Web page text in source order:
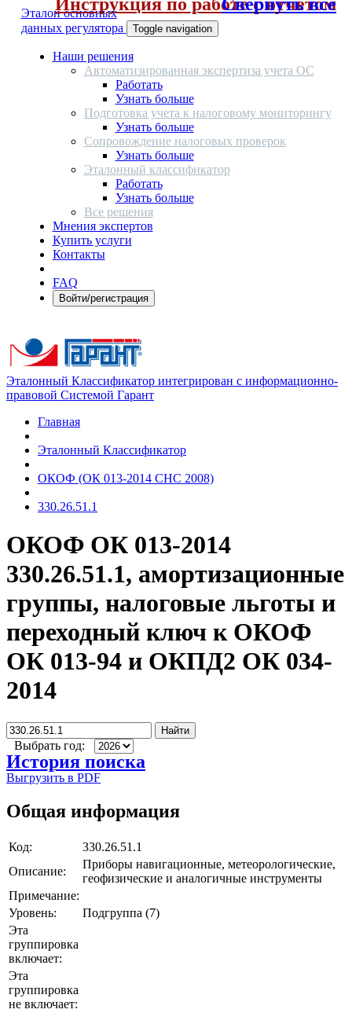
Эталон основных
данных регулятора
Toggle navigation
Наши решения
Автоматизированная экспертиза учета ОС
Работать
Узнать больше
Подготовка учета к налоговому мониторингу
Узнать больше
Сопровождение налоговых проверок
Узнать больше
Эталонный классификатор
Работать
Узнать больше
Все решения
Мнения экспертов
Купить услуги
Контакты
FAQ
Войти/регистрация
Эталонный Классификатор интегрирован с информационно-
правовой Системой Гарант
Главная
Эталонный Классификатор
ОКОФ (ОК 013-2014 СНС 2008)
330.26.51.1
ОКОФ ОК 013-2014
330.26.51.1, амортизационные
группы, налоговые льготы и
переходный ключ к ОКОФ
ОК 013-94 и ОКПД2 ОК 034-
2014
Найти
Выбрать год:
История поиска
Выгрузить в PDF
Общая информация
Код:
330.26.51.1
Описание:
Приборы навигационные, метеорологические,
геофизические и аналогичные инструменты
Примечание:
Уровень:
Подгруппа (7)
Эта
группировка
включает:
Эта
группировка
не включает: